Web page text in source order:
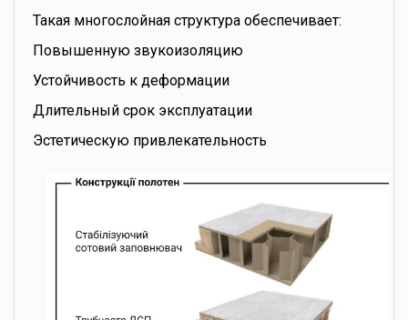
Такая многослойная структура обеспечивает:
Повышенную звукоизоляцию
Устойчивость к деформации
Длительный срок эксплуатации
Эстетическую привлекательность